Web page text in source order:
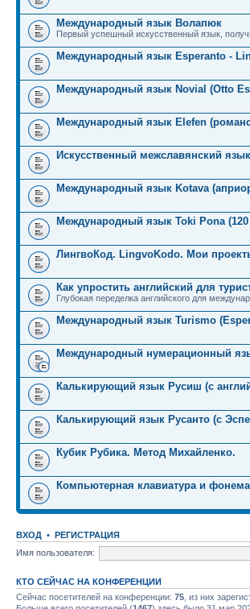
Международный язык Волапюк
Первый успешный искусственный язык,
Международный язык Esperanto -
Международный язык Novial (Otto
Международный язык Elefen
Искусственный межславянский
Международный язык Kotava
Международный язык Toki Pona
ЛингвоКод. LingvoKodo. Мои
Как упростить английский для
Глубокая переделка английского для
Международный язык Turismo
Международный нумерационный
Калькирующий язык Русиш (с
Калькирующий язык Русанто (с
Кубик Рубика. Метод Михайленко.
Компьютерная клавиатура и
ВХОД • РЕГИСТРАЦИЯ
Имя пользователя:
КТО СЕЙЧАС НА КОНФЕРЕНЦИИ
Сейчас посетителей на конференции: 75 , из них